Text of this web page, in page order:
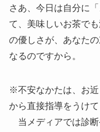
さあ、今日は自分に
て、美味しいお茶で
の優しさが、あなた
なるのですから。
※不安なかたは、お
から直接指導をうけて
当メディアでは診